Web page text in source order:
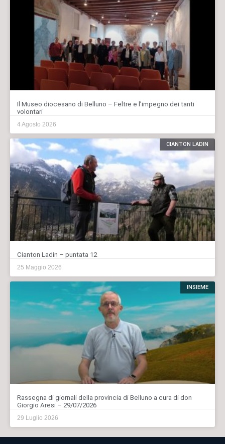
Il Museo diocesano di Belluno – Feltre e l’impegno dei tanti
volontari
4 Agosto 2026
CIANTON LADIN
Cianton Ladin – puntata 12
25 Maggio 2026
INSIEME
Rassegna di giornali della provincia di Belluno a cura di don
Giorgio Aresi – 29/07/2026
29 Luglio 2026